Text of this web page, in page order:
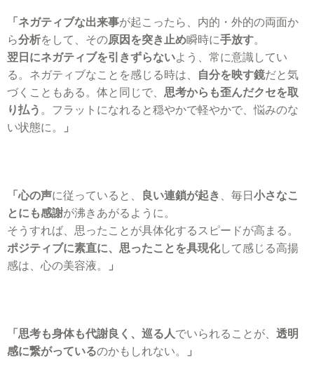
「ネガティブな出来事が起こったら、内的・外的の両面か
ら分析をして、その原因を突き止め瞬時に手放す。
翌日にネガティブを引きずらないよう、常に意識してい
る。ネガティブなことを感じる時は、
自分を映す鏡だと気
づくこともある。体と同じで、 思考からも歪んだクセを取
り払う 。フラットになれると穏やかで軽やかで、悩みのな
い状態に。
」
「心の声に従っていると、 良い連鎖が起き 、毎日 小さなこ
とにも感謝が沸きあがるように。
そうすれば、思ったことが具体化するスピードが高まる。
ポジティブに素直に、思ったことを具現化して感じる高揚
感は、心の美容液。
」
「思考も身体も代謝良く、巡る人でいられることが、 透明
感に繋がっているのかもしれない。 」